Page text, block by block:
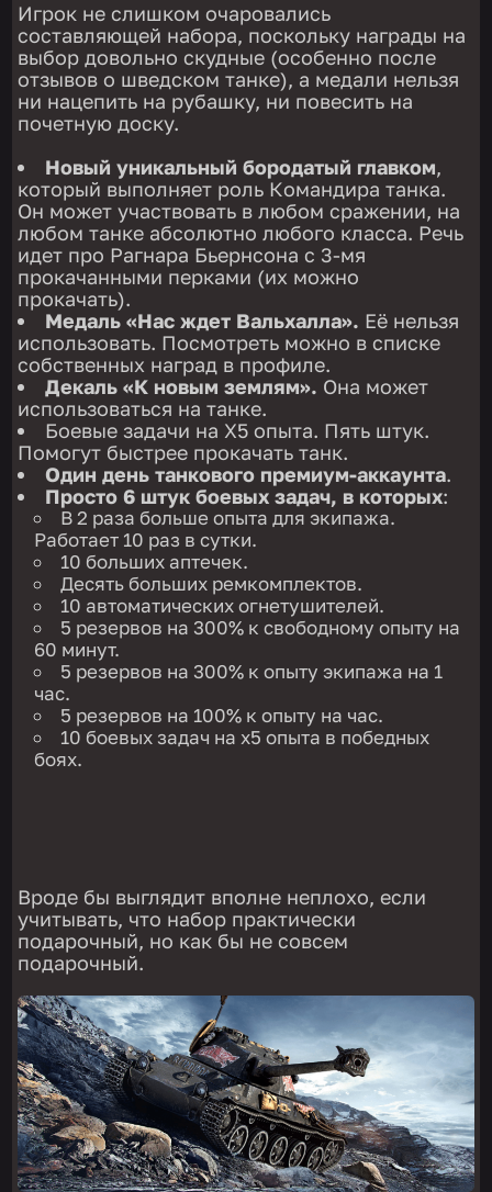
Игрок не слишком очаровались
составляющей набора, поскольку награды на
выбор довольно скудные (особенно после
отзывов о шведском танке), а медали нельзя
ни нацепить на рубашку, ни повесить на
почетную доску.
Новый уникальный бородатый главком,
который выполняет роль Командира танка.
Он может участвовать в любом сражении, на
любом танке абсолютно любого класса. Речь
идет про Рагнара Бьернсона с 3-мя
прокачанными перками (их можно
прокачать).
Медаль «Нас ждет Вальхалла». Её нельзя
использовать. Посмотреть можно в списке
собственных наград в профиле.
Декаль «К новым землям». Она может
использоваться на танке.
Боевые задачи на Х5 опыта. Пять штук.
Помогут быстрее прокачать танк.
Один день танкового премиум-аккаунта.
Просто 6 штук боевых задач, в которых:
В 2 раза больше опыта для экипажа.
Работает 10 раз в сутки.
10 больших аптечек.
Десять больших ремкомплектов.
10 автоматических огнетушителей.
5 резервов на 300% к свободному опыту на
60 минут.
5 резервов на 300% к опыту экипажа на 1
час.
5 резервов на 100% к опыту на час.
10 боевых задач на х5 опыта в победных
боях.
Вроде бы выглядит вполне неплохо, если
учитывать, что набор практически
подарочный, но как бы не совсем
подарочный.